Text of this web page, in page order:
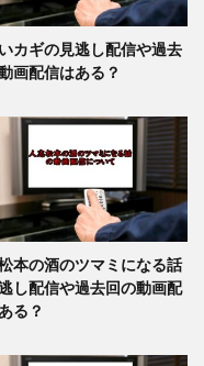
カギの見逃し配信や過去
画配信はある？
本の酒のツマミになる話
し配信や過去回の動画配
る？